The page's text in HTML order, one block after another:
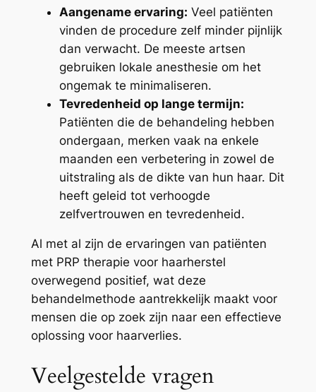
Aangename ervaring: Veel patiënten
vinden de procedure zelf minder pijnlijk
dan verwacht. De meeste artsen
gebruiken lokale anesthesie om het
ongemak te minimaliseren.
Tevredenheid op lange termijn:
Patiënten die de behandeling hebben
ondergaan, merken vaak na enkele
maanden een verbetering in zowel de
uitstraling als de dikte van hun haar. Dit
heeft geleid tot verhoogde
zelfvertrouwen en tevredenheid.
Al met al zijn de ervaringen van patiënten
met PRP therapie voor haarherstel
overwegend positief, wat deze
behandelmethode aantrekkelijk maakt voor
mensen die op zoek zijn naar een effectieve
oplossing voor haarverlies.
Veelgestelde vragen